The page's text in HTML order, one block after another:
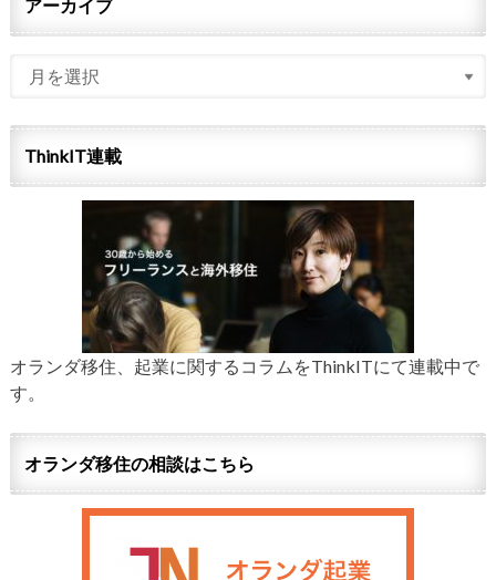
アーカイブ
ThinkIT連載
オランダ移住、起業に関するコラムをThinkITにて連載中で
す。
オランダ移住の相談はこちら